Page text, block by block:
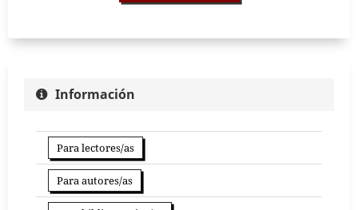
Información
Para lectores/as
Para autores/as